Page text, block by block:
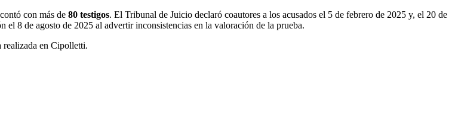
con más de 80 testigos. El Tribunal de Juicio declaró coautores a los acusados el 5 de febrero de 2025 y, el 20 de
8 de agosto de 2025 al advertir inconsistencias en la valoración de la prueba.
realizada en Cipolletti.